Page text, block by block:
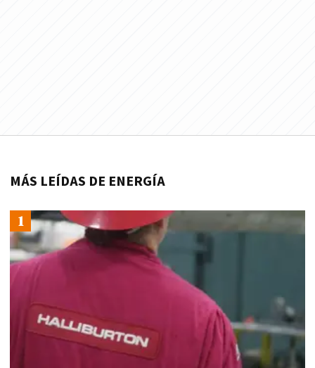
MÁS LEÍDAS DE ENERGÍA